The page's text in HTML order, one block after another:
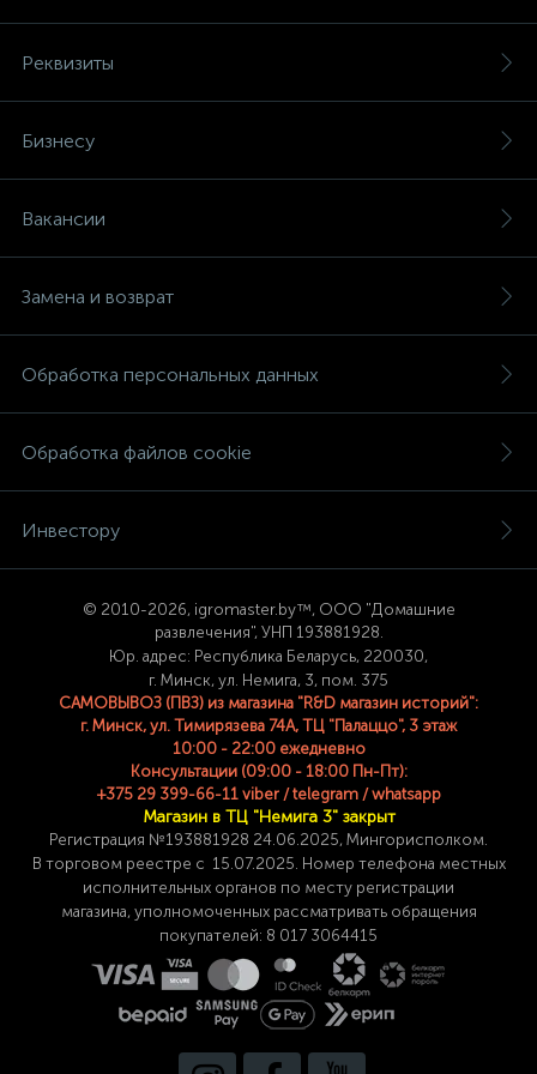
Реквизиты
Бизнесу
Вакансии
Замена и возврат
Обработка персональных данных
Обработка файлов cookie
Инвестору
© 2010-2026, igromaster.by™, ООО "Домашние
развлечения", УНП 193881928.
Юр. адрес: Республика Беларусь, 220030,
г. Минск, ул. Немига, 3, пом. 375
САМОВЫВОЗ (ПВЗ) из магазина "R&D магазин историй":
г. Минск, ул. Тимирязева 74A, ТЦ "Палаццо", 3 этаж
10:00 - 22:00 ежедневно
Консультации (09:00 - 18:00 Пн-Пт):
+375 29 399-66-11 viber / telegram / whatsapp
Магазин в ТЦ "Немига 3" закрыт
Регистрация №193881928 24 .06.2025, Мингорисполком.
В торговом реестре с 15.07.2025. Номер телефона местных
исполнительных органов по месту регистрации
магазина,уполномоченных рассматривать обращения
покупателей: 8 017 3064415